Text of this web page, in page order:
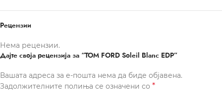
Рецензии
Нема рецензии.
Дајте своја рецензија за “TOM FORD Soleil Blanc EDP”
Вашата адреса за е-пошта нема да биде објавена.
Задолжителните полиња се означени со *